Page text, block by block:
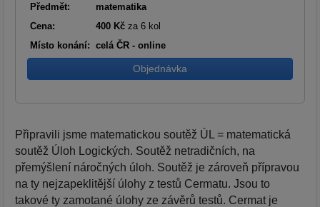
Připravili jsme matematickou soutěž ÚL = matematická
soutěž Úloh Logických. Soutěž netradičních, na
přemýšlení náročných úloh. Soutěž je zároveň přípravou
na ty nejzapeklitější úlohy z testů Cermatu. Jsou to
takové ty zamotané úlohy ze závěrů testů. Cermat je
Předmět:
matematika
Cena:
400 Kč za 6 kol
Místo konání: celá ČR - online
Objednávka